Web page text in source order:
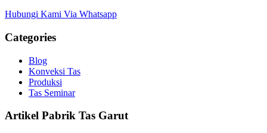
Hubungi Kami Via Whatsapp
Categories
Blog
Konveksi Tas
Produksi
Tas Seminar
Artikel Pabrik Tas Garut